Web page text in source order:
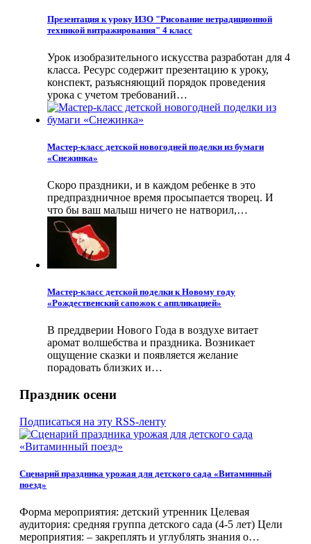
Презентация к уроку ИЗО "Рисование нетрадиционной
техникой витражирования" 4 класс
Урок изобразительного искусства разработан для 4
класса. Ресурс содержит презентацию к уроку,
конспект, разъясняющий порядок проведения
урока с учетом требований…
Мастер-класс детской новогодней поделки из бумаги
«Снежинка»
Скоро праздники, и в каждом ребенке в это
предпраздничное время просыпается творец. И
что бы ваш малыш ничего не натворил,…
Мастер-класс детской поделки к Новому году
«Рождественский сапожок с аппликацией»
В преддверии Нового Года в воздухе витает
аромат волшебства и праздника. Возникает
ощущение сказки и появляется желание
порадовать близких и…
Праздник осени
Подписаться на эту RSS-ленту
Сценарий праздника урожая для детского сада «Витаминный
поезд»
Форма мероприятия: детский утренник Целевая
аудитория: средняя группа детского сада (4-5 лет) Цели
мероприятия: – закреплять и углублять знания о…